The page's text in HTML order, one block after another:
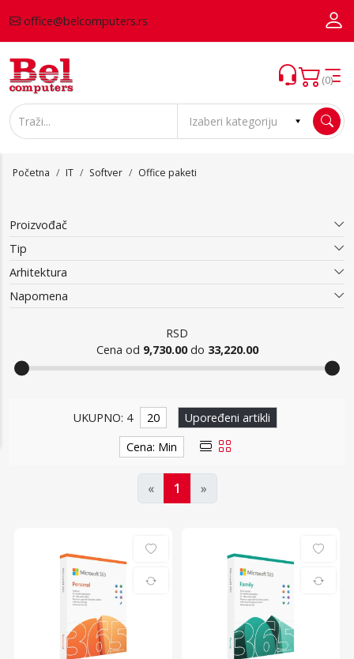
office@belcomputers.rs
(0)
Početna IT Softver Office paketi
Proizvođač
Tip
Arhitektura
Napomena
RSD
Cena od 9,730.00do 33,220.00
Office paketi
UKUPNO: 4 20
Upoređeni artikli
Cena: Min
« 1 »